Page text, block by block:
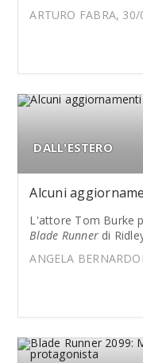
ARTURO FABRA,
DALL'ESTERO
Alcuni
L'attore Tom Burke
Blade Runnerdi
ANGELA